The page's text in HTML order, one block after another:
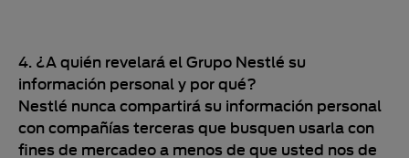
4. ¿A quién revelará el Grupo Nestlé su
información personal y por qué?
Nestlé nunca compartirá su información personal
con compañías terceras que busquen usarla con
fines de mercadeo a menos de que usted nos de